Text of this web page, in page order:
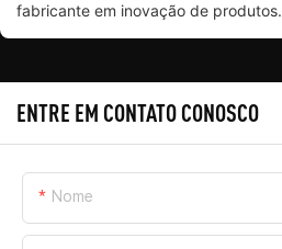
fabricante em inovação de produtos.
ENTRE EM CONTATO CONOSCO
Nome